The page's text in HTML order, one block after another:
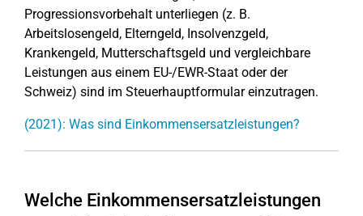
Progressionsvorbehalt unterliegen (z. B.
Arbeitslosengeld, Elterngeld, Insolvenzgeld,
Krankengeld, Mutterschaftsgeld und vergleichbare
Leistungen aus einem EU-/EWR-Staat oder der
Schweiz) sind im Steuerhauptformular einzutragen.
(2021): Was sind Einkommensersatzleistungen?
Welche Einkommensersatzleistungen